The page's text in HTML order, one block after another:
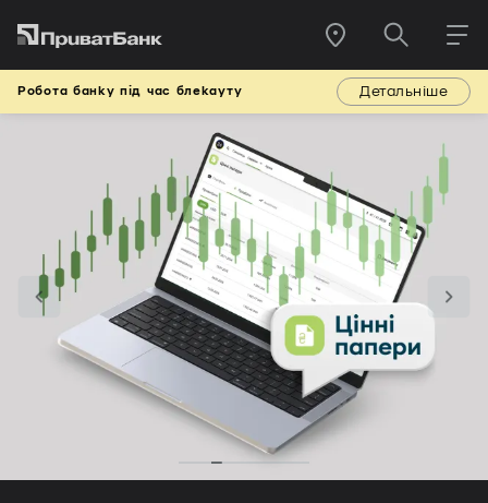
Робота банку під час блекауту Детальніше
Previous Next